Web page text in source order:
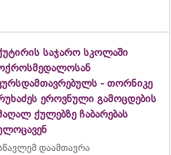
საჯარო სკოლაში
- თორნიკე
ეროვნული გამოცდების
ქულებზე ჩაბარებას
დაამთავრა